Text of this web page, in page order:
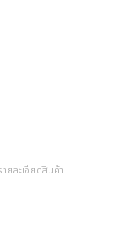
ยละเอียดสินค้า